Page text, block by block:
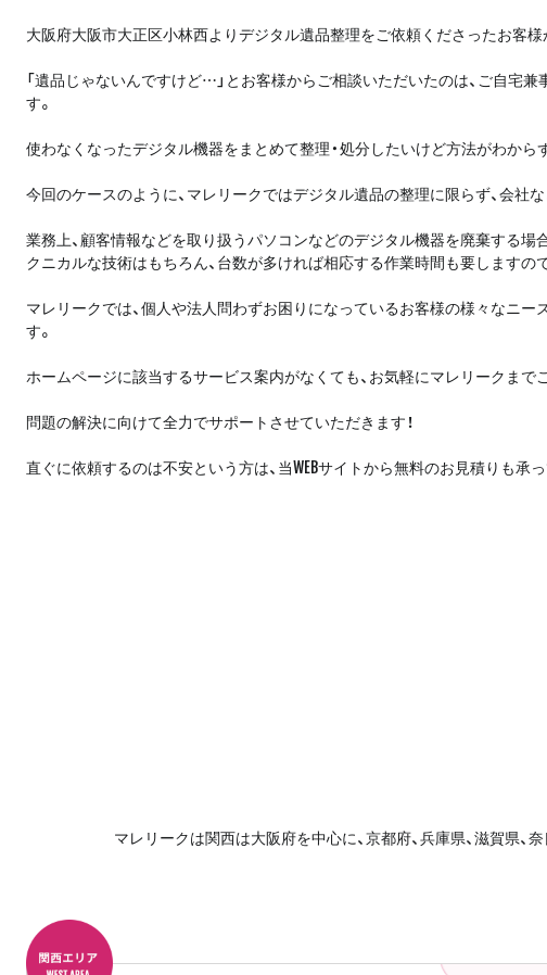
大阪府大阪市大正区小林西よりデジタル遺品整理をご依頼くださったお客
「遺品じゃないんですけど…」とお客様からご相談いただいたのは、ご自宅
す。
使わなくなったデジタル機器をまとめて整理・処分したいけど方法がわか
今回のケースのように、マレリークではデジタル遺品の整理に限らず、会社
業務上、顧客情報などを取り扱うパソコンなどのデジタル機器を廃棄する場
クニカルな技術はもちろん、台数が多ければ相応する作業時間も要しますの
マレリークでは、個人や法人問わずお困りになっているお客様の様々なニ
す。
ホームページに該当するサービス案内がなくても、お気軽にマレリークまで
問題の解決に向けて全力でサポートさせていただきます！
直ぐに依頼するのは不安という方は、当WEBサイトから無料のお見積りも承
マレリークは関西は大阪府を中心に、京都府、兵庫県、滋賀県、